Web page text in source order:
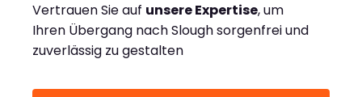
Vertrauen Sie auf unsere Expertise, um
Ihren Übergang nach Slough sorgenfrei und
zuverlässig zu gestalten